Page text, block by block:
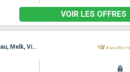
VOIR LES OFFRES
Itinéraire : Nuremberg, Budapest, Nuremberg, Budapest, Regensburg, Vienne, Passau, Melk, Passau, Melk, Vienne, Regensburg, Vienne, Budapest, Nuremberg, Budapest, Nuremberg